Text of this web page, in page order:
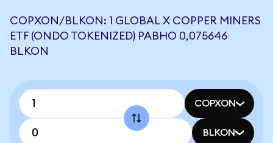
COPXON/BLKON: 1 GLOBAL X COPPER MINERS
ETF (ONDO TOKENIZED) РАВНО 0,075646
BLKON
COPXON
BLKON